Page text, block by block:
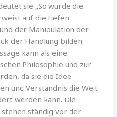
sie „So wurde die
auf die tiefen
der Manipulation der
der Handlung bilden.
kann als eine
Philosophie und zur
da sie die Idee
und Verständnis die Welt
werden kann. Die
ständig vor der